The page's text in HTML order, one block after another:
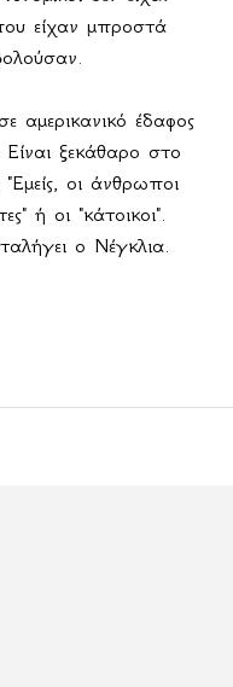
είχαν μπροστά
αμερικανικό έδαφος
ξεκάθαρο στο
οι άνθρωποι
ή οι "κάτοικοι".
ο Νέγκλια.